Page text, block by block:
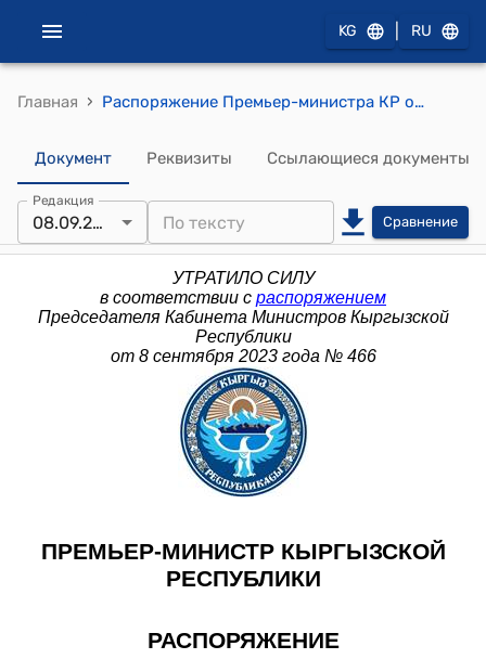
KG RU
Главная › Распоряжение Премьер-министра КР от 12 августа 2013 года № 388 (Об образовании рабочей группы)
Документ Реквизиты Ссылающиеся документы
Редакция
08.09.2023 Сравнение